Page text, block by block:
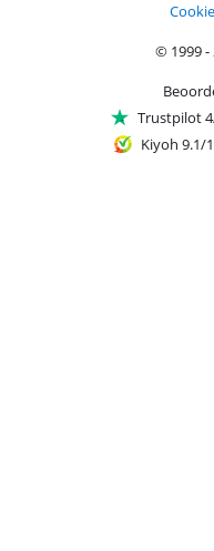
© 1999 -
Trustpilot
Kiyoh 9.1/